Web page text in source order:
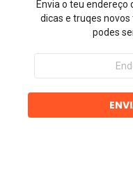
Envia o teu endereço
dicas e truqes novos
podes
Endereço
email